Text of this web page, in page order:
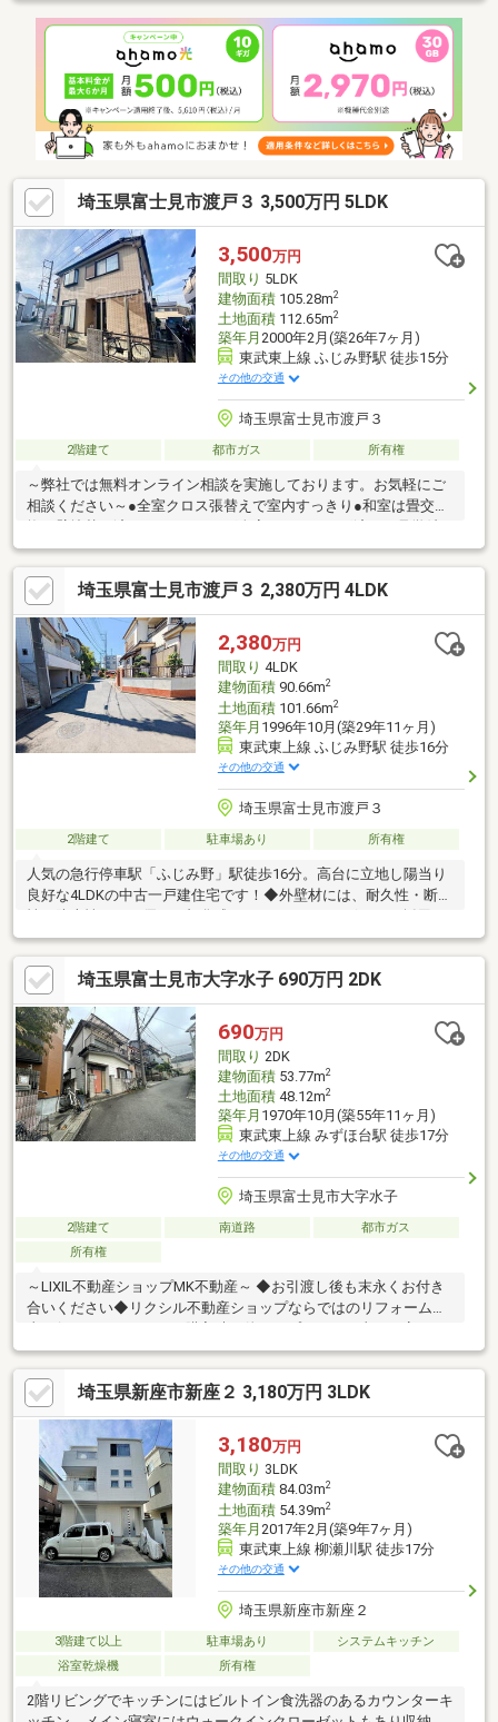
による)▼設備・浴室換気暖房乾燥機・TVモニタ付インターホン
▼周辺環境・富士見市立みずほ台小学校 徒歩5分(約350m)・打越
公園 徒歩5分(約400m)・コープみずほ台店 徒歩7分(約550m)■ ご
希望の住まい探しをお手伝いします ━━━━━・・・物件の詳
細・ご相談はお気軽にお問い合わせください。
埼玉県富士見市渡戸３ 3,500万円 5LDK
3,500万円
間取り 5LDK
建物面積105.28m2
土地面積112.65m2
築年月 2000年2月(築26年7ヶ月)
東武東上線 ふじみ野駅 徒歩15分
その他の交通
埼玉県富士見市渡戸３
2階建て 都市ガス 所有権
～弊社では無料オンライン相談を実施しております。お気軽にご
相談ください～●全室クロス張替えで室内すっきり●和室は畳交
望の方は赤色『見学予約』から。資料請求はオレンジ色『資料請
求』をクリック。直接のお問い合わせは03-6905-9710まで。（ス
マートフォンの方は右下青色の電話ボタンをクリック）■オンラ
イン相談のご案内（※見学予約より受付）ランチや仕事後の15分
で完結！住宅ローン相談やライフプランシュミレーションについ
ても全てオンラインでの対応が可能となっております。※LINEや
メール、お電話でのやり取りも可能です。
埼玉県富士見市渡戸３ 2,380万円 4LDK
2,380万円
間取り 4LDK
建物面積90.66m2
土地面積101.66m2
築年月 1996年10月(築29年11ヶ月)
東武東上線 ふじみ野駅 徒歩16分
その他の交通
埼玉県富士見市渡戸３
2階建て 駐車場あり 所有権
人気の急行停車駅「ふじみ野」駅徒歩16分。高台に立地し陽当り
良好な4LDKの中古一戸建住宅です！◆外壁材には、耐久性・断熱
◆LDKから出入り可能なお庭は、プランターを置いて家庭菜園や
ガーデニングを楽しめます♪◆全居室収納付きでお部屋の片付け
も楽々！◆各居室の広さにゆとりがあり、ゆったりとくつろげま
す。◆高台につきバルコニーからの眺望良好です◎◆徒歩圏内に
商業施設が充実したお買い物便利な住環境です！「見学カレンダ
ーから見学日設定していただけます」そのほか気になることなど
もぜひこの機会に聞いていただければと思います♪
埼玉県富士見市大字水子 690万円 2DK
690万円
間取り 2DK
建物面積53.77m2
土地面積48.12m2
築年月 1970年10月(築55年11ヶ月)
東武東上線 みずほ台駅 徒歩17分
その他の交通
埼玉県富士見市大字水子
2階建て 南道路
都市ガス
所有権
～LIXIL不動産ショップMK不動産～ ◆お引渡し後も末永くお付き
合いください◆リクシル不動産ショップならではのリフォーム工
提供可能です♪（網戸、カーテンレール、フロアコーティング、エ
アコン等） その他、引越し時の不用品の回収などなんでもお任せ
ください！埼玉県新座市新座２ 3,180万円 3LDK
3,180万円
間取り 3LDK
建物面積84.03m2
土地面積54.39m2
築年月 2017年2月(築9年7ヶ月)
東武東上線 柳瀬川駅 徒歩17分
その他の交通
埼玉県新座市新座２
3階建て以上 駐車場あり
システムキッチン
浴室乾燥機
所有権
2階リビングでキッチンにはビルトイン食洗器のあるカウンターキ